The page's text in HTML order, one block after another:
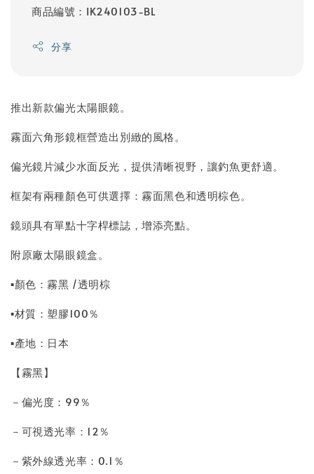
商品編號：IK240103-BL
分享
推出新款偏光太陽眼鏡。
霧面六角形鏡框營造出別緻的風格。
偏光鏡片減少水面反光，提供清晰視野，讓釣魚更舒適。
框架有兩種顏色可供選擇：霧面黑色和透明棕色。
鏡頭具有單點十字桿標誌，增添亮點。
附原廠太陽眼鏡盒。
▪顏色：霧黑 /透明棕
▪材質：塑膠100％
▪產地：日本
【霧黑】
－偏光度：99％
－可視透光率：12％
－紫外線透光率：0.1％